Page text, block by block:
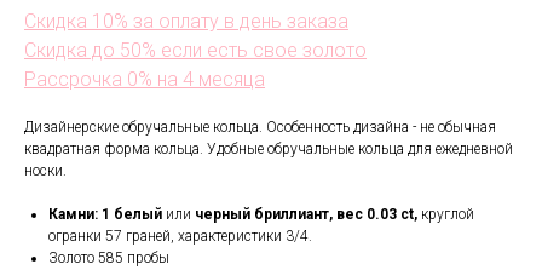
Скидка 10% за оплату в день заказа
Скидка до 50% если есть свое золото
Рассрочка 0% на 4 месяца
Дизайнерские обручальные кольца. Особенность дизайна - не обычная
квадратная форма кольца. Удобные обручальные кольца для ежедневной
носки.
Камни: 1 белый или черный бриллиант, вес 0.03 ct, круглой
огранки 57 граней, характеристики 3/4.
Золото 585 пробы